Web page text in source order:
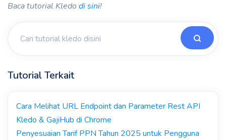
Baca tutorial Kledo di sini!
Tutorial Terkait
Cara Melihat URL Endpoint dan Parameter Rest API
Kledo & GajiHub di Chrome
Penyesuaian Tarif PPN Tahun 2025 untuk Pengguna